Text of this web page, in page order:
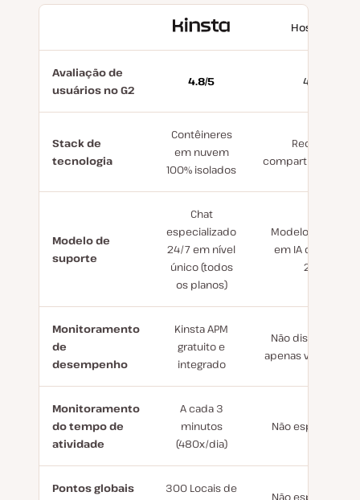
With
Hostinger
Avaliação de
usuários no G2
4.8/5 4.4/5
Stack de
tecnologia
Contêineres
em nuvem
100% isolados
Recursos
compartilhados/
Modelo de
suporte
Chat
especializado
24/7 em nível
único (todos
os planos)
Modelo com foco
em IA disponível
24/7
Monitoramento
de
desempenho
Kinsta APM
gratuito e
integrado
Não disponível ou
apenas via
Monitoramento
do tempo de
atividade
A cada 3
minutos
(480x/dia)
Não especificado
Pontos globais
300 Locais de
Não especificado